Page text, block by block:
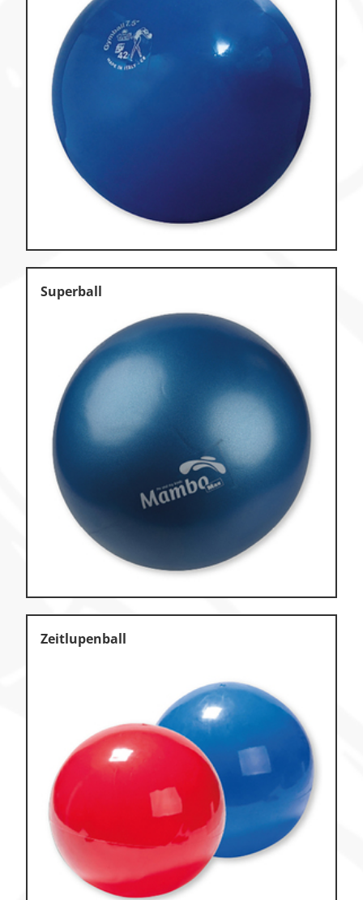
Superball
Zeitlupenball